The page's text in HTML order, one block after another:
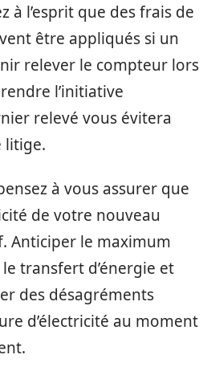
à l’esprit que des frais de
être appliqués si un
relever le compteur lors
l’initiative
relevé vous évitera
litige.
à vous assurer que
de votre nouveau
Anticiper le maximum
transfert d’énergie et
des désagréments
d’électricité au moment